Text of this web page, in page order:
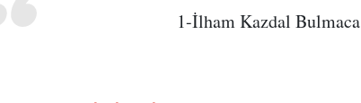
1-İlham Kazdal Bulmaca